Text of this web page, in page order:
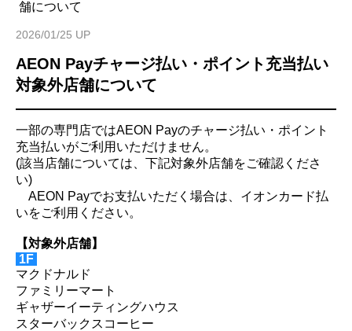
2026/01/25 UP
AEON Payチャージ払い・ポイント充当払い
対象外店舗について
一部の専門店ではAEON Payのチャージ払い・ポイント
充当払いがご利用いただけません。
(該当店舗については、下記対象外店舗をご確認くださ
い)
AEON Payでお支払いただく場合は、イオンカード払
いをご利用ください。
【対象外店舗】
1F
マクドナルド
ファミリーマート
ギャザーイーティングハウス
スターバックスコーヒー